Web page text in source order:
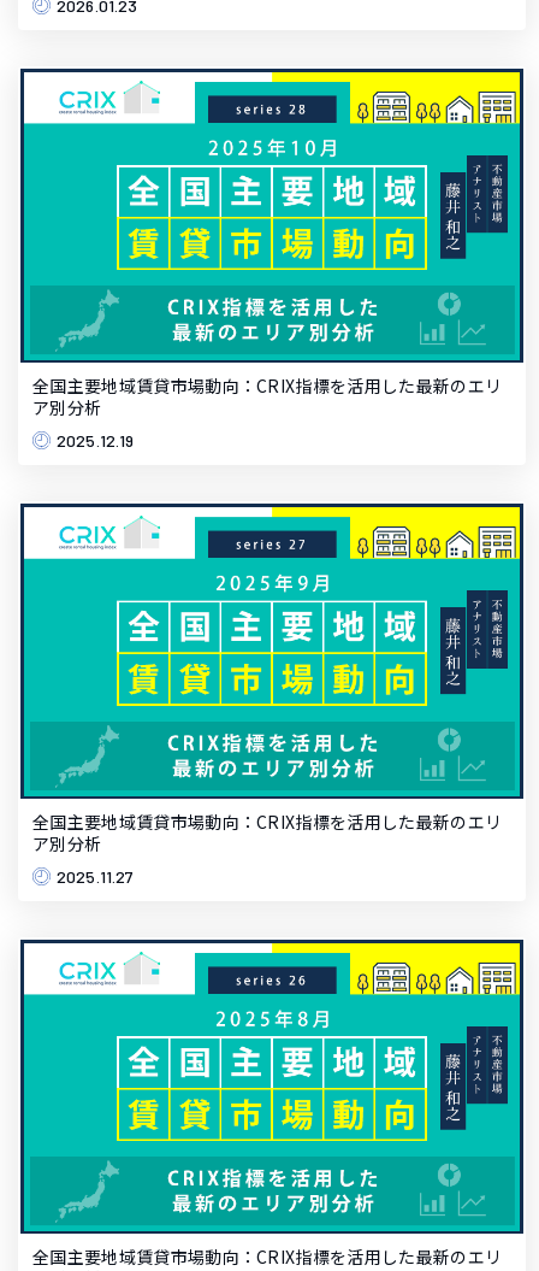
2026.01.23
全国主要地域賃貸市場動向：CRIX指標を活用した最新のエリ
ア別分析
2025.12.19
全国主要地域賃貸市場動向：CRIX指標を活用した最新のエリ
ア別分析
2025.11.27
全国主要地域賃貸市場動向：CRIX指標を活用した最新のエリ